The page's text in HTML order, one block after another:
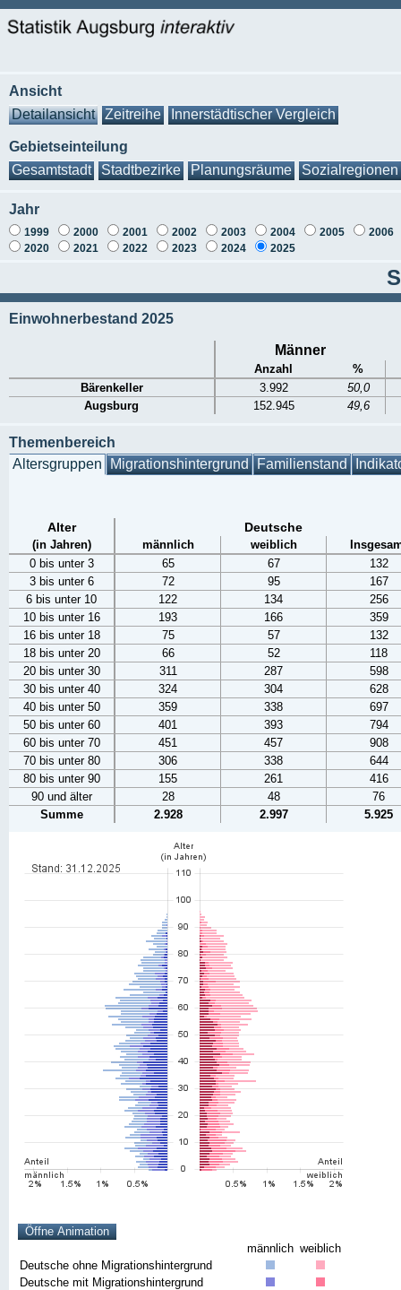
Ansicht
Detailansicht
Zeitreihe Innerstädtischer Vergleich
Gebietseinteilung
Gesamtstadt
Stadtbezirke Planungsräume Sozialregionen
Jahr
1999 2000 2001 2002 2003 2004 2005
2006
2020
2021 2022 2023 2024 2025
Einwohnerbestand 2025
Männer
Anzahl
%
Bärenkeller
3.992
50,0
Augsburg
152.945 49,6
Themenbereich
Altersgruppen Migrationshintergrund Familienstand
Alter Deutsche
(in Jahren) männlich weiblich
0 bis unter 3
65 67
132
3 bis unter 6
72 95
167
6 bis unter 10
122 134
256
10 bis unter 16
193 166
359
16 bis unter 18
75 57
132
18 bis unter 20
66 52
118
20 bis unter 30
311 287
598
30 bis unter 40
324 304
628
40 bis unter 50
359 338
697
50 bis unter 60
401 393
794
60 bis unter 70
451 457
908
70 bis unter 80
306 338
644
80 bis unter 90
155 261
416
90 und älter
28 48
76
Summe
2.928 2.997 5.925
männlich weiblich
Deutsche ohne Migrationshintergrund
Deutsche mit Migrationshintergrund